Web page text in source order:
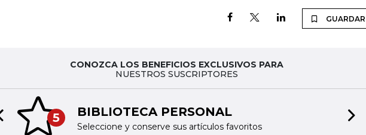
GUARDAR
CONOZCA LOS BENEFICIOS EXCLUSIVOS PARA
NUESTROS SUSCRIPTORES
5 BIBLIOTECA PERSONAL
Seleccione y conserve sus artículos favoritos
slide